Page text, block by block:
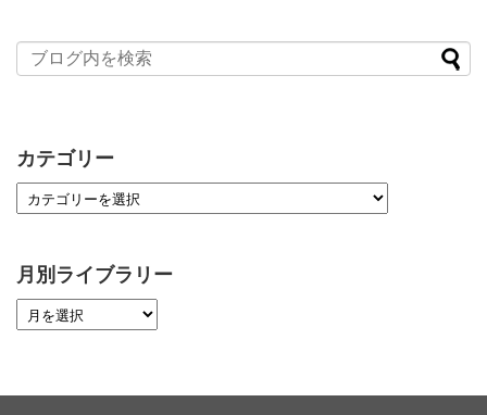
カテゴリー
月別ライブラリー